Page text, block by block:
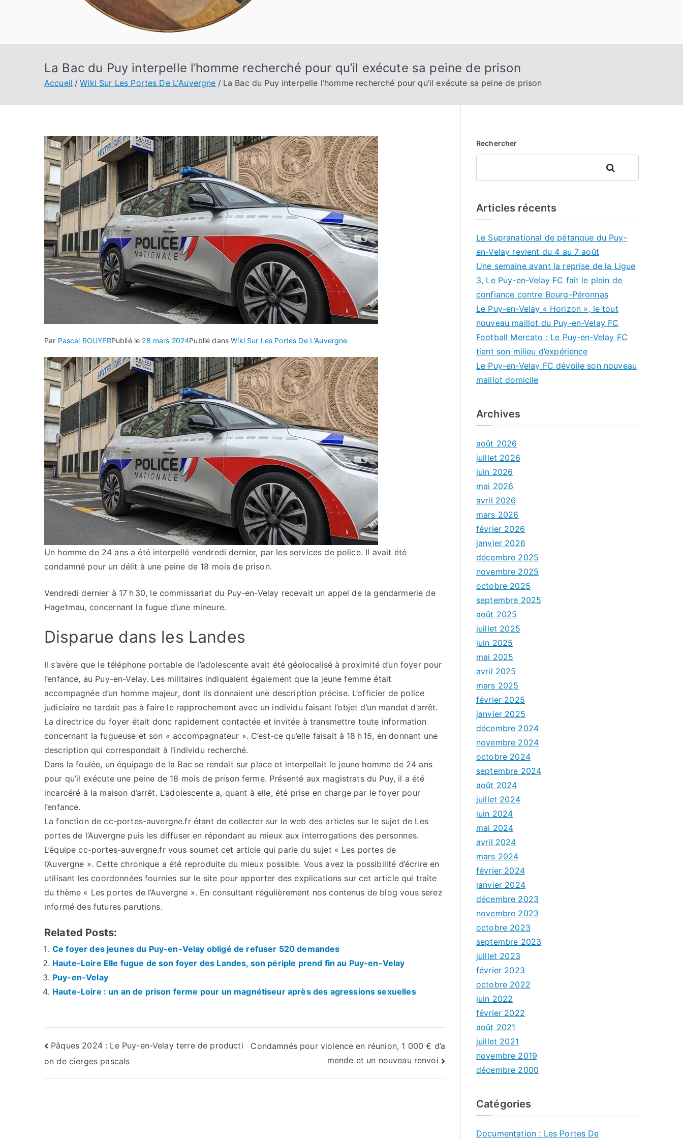
La Bac du Puy interpelle l’homme recherché pour qu’il exécute sa peine de prison
Accueil Wiki Sur Les Portes De L'Auvergne La Bac du Puy interpelle l’homme recherché pour qu’il exécute sa peine de prison
Par Pascal ROUYERPublié le 28 mars 2024Publié dansWiki Sur Les Portes De L'Auvergne
Un homme de 24 ans a été interpellé vendredi dernier, par les services de police. Il avait été
condamné pour un délit à une peine de 18 mois de prison.
Vendredi dernier à 17 h 30, le commissariat du Puy-en-Velay recevait un appel de la gendarmerie de
Hagetmau, concernant la fugue d’une mineure.
Disparue dans les Landes
Il s’avère que le téléphone portable de l’adolescente avait été géolocalisé à proximité d’un foyer pour
l’enfance, au Puy-en-Velay. Les militaires indiquaient également que la jeune femme était
accompagnée d’un homme majeur, dont ils donnaient une description précise. L’officier de police
judiciaire ne tardait pas à faire le rapprochement avec un individu faisant l’objet d’un mandat d’arrêt.
La directrice du foyer était donc rapidement contactée et invitée à transmettre toute information
concernant la fugueuse et son « accompagnateur ». C’est-ce qu’elle faisait à 18 h 15, en donnant une
description qui correspondait à l’individu recherché.
Dans la foulée, un équipage de la Bac se rendait sur place et interpellait le jeune homme de 24 ans
pour qu’il exécute une peine de 18 mois de prison ferme. Présenté aux magistrats du Puy, il a été
incarcéré à la maison d’arrêt. L’adolescente a, quant à elle, été prise en charge par le foyer pour
l’enfance.
La fonction de cc-portes-auvergne.fr étant de collecter sur le web des articles sur le sujet de Les
portes de l’Auvergne puis les diffuser en répondant au mieux aux interrogations des personnes.
L’équipe cc-portes-auvergne.fr vous soumet cet article qui parle du sujet « Les portes de
l’Auvergne ». Cette chronique a été reproduite du mieux possible. Vous avez la possibilité d’écrire en
utilisant les coordonnées fournies sur le site pour apporter des explications sur cet article qui traite
du thème « Les portes de l’Auvergne ». En consultant régulièrement nos contenus de blog vous serez
informé des futures parutions.
Related Posts:
Ce foyer des jeunes du Puy-en-Velay obligé de refuser 520 demandes
Haute-Loire Elle fugue de son foyer des Landes, son périple prend fin au Puy-en-Velay
Puy-en-Velay
Haute-Loire : un an de prison ferme pour un magnétiseur après des agressions sexuelles
Navigation
de
Pâques 2024 : Le Puy-en-Velay terre de producti
on de cierges pascals
Condamnés pour violence en réunion, 1 000 € d’a
mende et un nouveau renvoi
Rechercher
Rechercher
Articles récents
Le Supranational de pétanque du Puy-
en-Velay revient du 4 au 7 août
Une semaine avant la reprise de la Ligue
3, Le Puy-en-Velay FC fait le plein de
confiance contre Bourg-Péronnas
Le Puy-en-Velay « Horizon », le tout
nouveau maillot du Puy-en-Velay FC
Football Mercato : Le Puy-en-Velay FC
tient son milieu d’expérience
Le Puy-en-Velay FC dévoile son nouveau
maillot domicile
Archives
août 2026
juillet 2026
juin 2026
mai 2026
avril 2026
mars 2026
février 2026
janvier 2026
décembre 2025
novembre 2025
octobre 2025
septembre 2025
août 2025
juillet 2025
juin 2025
mai 2025
avril 2025
mars 2025
février 2025
janvier 2025
décembre 2024
novembre 2024
octobre 2024
septembre 2024
août 2024
juillet 2024
juin 2024
mai 2024
avril 2024
mars 2024
février 2024
janvier 2024
décembre 2023
novembre 2023
octobre 2023
septembre 2023
juillet 2023
février 2023
octobre 2022
juin 2022
février 2022
août 2021
juillet 2021
novembre 2019
décembre 2000
Catégories
Documentation : Les Portes De